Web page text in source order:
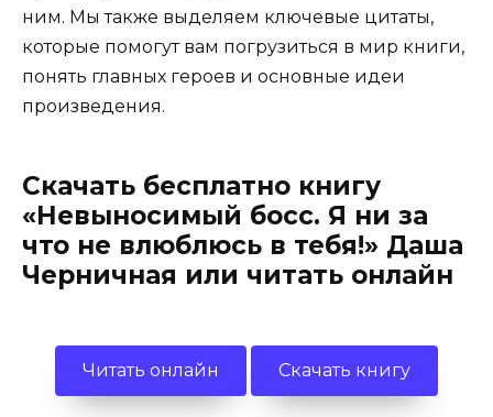
ним. Мы также выделяем ключевые цитаты,
которые помогут вам погрузиться в мир книги,
понять главных героев и основные идеи
произведения.
Скачать бесплатно книгу
«Невыносимый босс. Я ни за
что не влюблюсь в тебя!» Даша
Черничная или читать онлайн
Читать онлайн Скачать книгу